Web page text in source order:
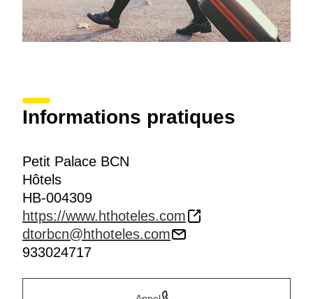
Informations pratiques
Petit Palace BCN
Hôtels
HB-004309
https://www.hthoteles.com
dtorbcn@hthoteles.com
933024717